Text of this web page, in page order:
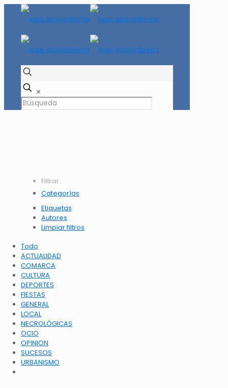
✕
Filtrar
Categorías
Etiquetas
Autores
Limpiar filtros
Todo
ACTUALIDAD
COMARCA
CULTURA
DEPORTES
FIESTAS
GENERAL
LOCAL
NECROLÓGICAS
OCIO
OPINION
SUCESOS
URBANISMO